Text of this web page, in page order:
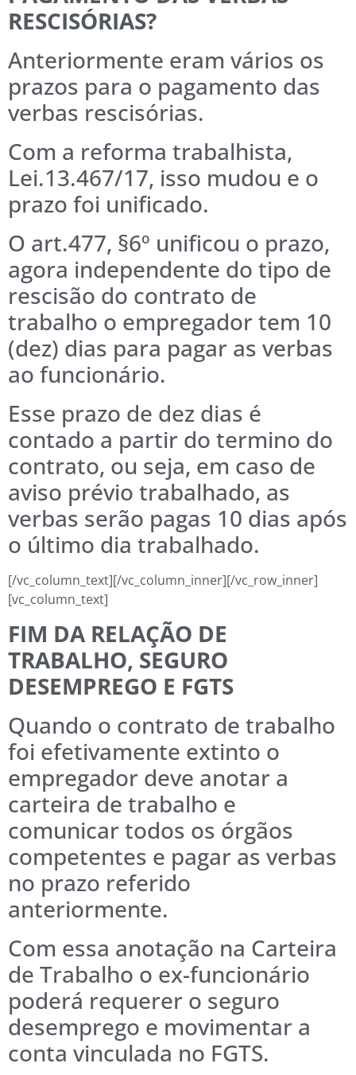
RESCISÓRIAS?
Anteriormente eram vários os
prazos para o pagamento das
verbas rescisórias.
Com a reforma trabalhista,
Lei.13.467/17, isso mudou e o
prazo foi unificado.
O art.477, §6º unificou o prazo,
agora independente do tipo de
rescisão do contrato de
trabalho o empregador tem 10
(dez) dias para pagar as verbas
ao funcionário.
Esse prazo de dez dias é
contado a partir do termino do
contrato, ou seja, em caso de
aviso prévio trabalhado, as
verbas serão pagas 10 dias após
o último dia trabalhado.
[/vc_column_text][/vc_column_inner][/vc_row_inner]
[vc_column_text]
FIM DA RELAÇÃO DE
TRABALHO, SEGURO
DESEMPREGO E FGTS
Quando o contrato de trabalho
foi efetivamente extinto o
empregador deve anotar a
carteira de trabalho e
comunicar todos os órgãos
competentes e pagar as verbas
no prazo referido
anteriormente.
Com essa anotação na Carteira
de Trabalho o ex-funcionário
poderá requerer o seguro
desemprego e movimentar a
conta vinculada no FGTS.